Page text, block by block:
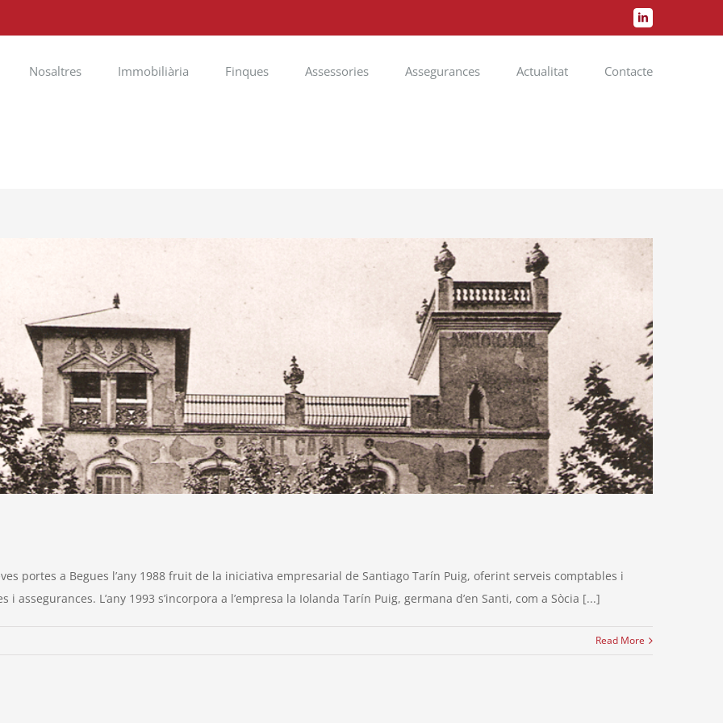
LinkedIn
Nosaltres Immobiliària Finques Assessories Assegurances Actualitat Contacte
portes a Begues l’any 1988 fruit de la iniciativa empresarial de Santiago Tarín Puig, oferint serveis comptables i
L’any 1993 s’incorpora a l’empresa la Iolanda Tarín Puig, germana d’en Santi, com a Sòcia [...]
Read More